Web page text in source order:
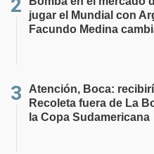
jugar el Mundial con
Facundo Medina
Atención, Boca:
Recoleta fuera de La
la Copa Sudamericana